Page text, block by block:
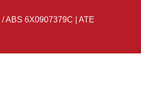
/ABS 6X0907379C | ATE